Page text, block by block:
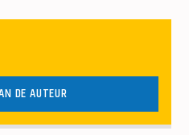
DE AUTEUR